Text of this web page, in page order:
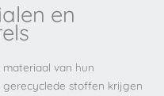
en
van hun
gerecyclede stoffen krijgen